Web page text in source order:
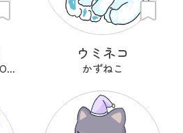
はるるーん(ぽちねこBOOKS)
ウミネコ
かずねこ